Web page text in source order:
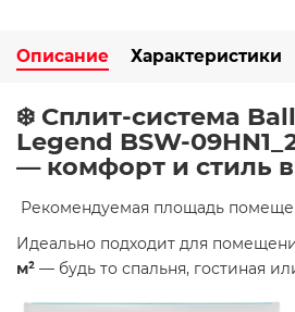
Описание Характеристики
❄️ Сплит-система
Legend BSW-
— комфорт и стиль
Рекомендуемая площадь
Идеально подходит для
м² — будь то спальня, гостиная